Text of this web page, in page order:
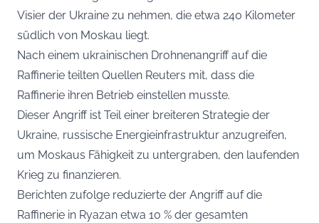
Visier der Ukraine zu nehmen, die etwa 240 Kilometer
südlich von Moskau liegt.
Nach einem ukrainischen Drohnenangriff auf die
Raffinerie teilten Quellen Reuters mit, dass die
Raffinerie ihren Betrieb einstellen musste.
Dieser Angriff ist Teil einer breiteren Strategie der
Ukraine, russische Energieinfrastruktur anzugreifen,
um Moskaus Fähigkeit zu untergraben, den laufenden
Krieg zu finanzieren.
Berichten zufolge reduzierte der Angriff auf die
Raffinerie in Ryazan etwa 10 % der gesamten